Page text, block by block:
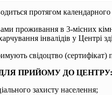
протягом
проживання в 3-місних
інвалідів у Центрі
свідоцтво (сертифікат)
ДЛЯ ПРИЙОМУ ДО ЦЕНТРУ:
захисту населення;